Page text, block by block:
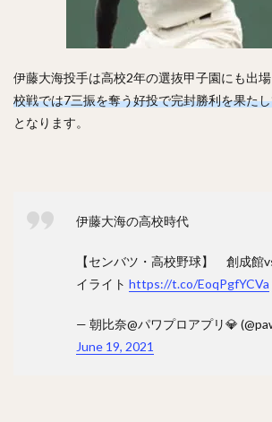
伊藤大海投手は高校2年の選抜甲子園にも出場
校戦では7三振を奪う好投で完封勝利を果た
となります。
伊藤大海の高校時代
【センバツ・高校野球】 創成
イライト https://t.co/EoqPgfYCVa
— 朝比奈@パワプロアプリ💎
June 19, 2021
河野竜生（かわのりゅうせい）
マイク
黒田博樹（くろだひろき）
ロベルト・アレキサンダー・スアレス・スベ
内海哲也（うつみてつや）
塚田正義
山川穂高（やまかわほたか）
西田哲朗（にしだてつろう）
中田翔（なかたしょう）
万波中正（まんなみちゅうせい）
大城卓三（おおしろたくみ）